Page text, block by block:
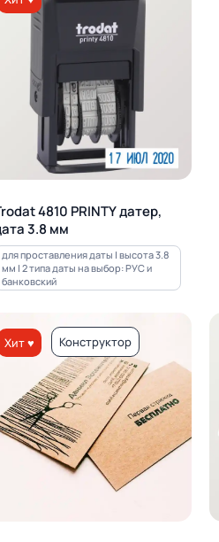
4810 PRINTY датер,
3.8 мм
для проставления даты | высота 3.8
мм | 2 типа даты на выбор: РУС и
банковский
Хит ♥ Конструктор